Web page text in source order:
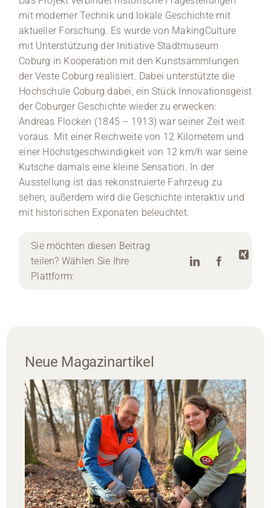
mit moderner Technik und lokale Geschichte mit
aktueller Forschung. Es wurde von MakingCulture
mit Unterstützung der Initiative Stadtmuseum
Coburg in Kooperation mit den Kunstsammlungen
der Veste Coburg realisiert. Dabei unterstützte die
Hochschule Coburg dabei, ein Stück Innovationsgeist
der Coburger Geschichte wieder zu erwecken:
Andreas Flocken (1845 – 1913) war seiner Zeit weit
voraus. Mit einer Reichweite von 12 Kilometern und
einer Höchstgeschwindigkeit von 12 km/h war seine
Kutsche damals eine kleine Sensation. In der
Ausstellung ist das rekonstruierte Fahrzeug zu
sehen, außerdem wird die Geschichte interaktiv und
mit historischen Exponaten beleuchtet.
Sie möchten diesen Beitrag
teilen? Wählen Sie Ihre
Plattform:
Neue Magazinartikel